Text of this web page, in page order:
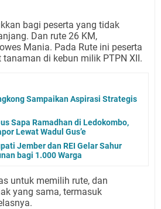
bagi peserta yang tidak
Dan rute 26 KM,
Mania. Pada Rute ini peserta
di kebun milik PTPN XII.
Sampaikan Aspirasi Strategis
Sapa Ramadhan di Ledokombo,
Lewat Wadul Gus’e
Jember dan REI Gelar Sahur
bagi 1.000 Warga
untuk memilih rute, dan
yang sama, termasuk